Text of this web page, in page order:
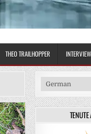
THEO TRAILHOPPER